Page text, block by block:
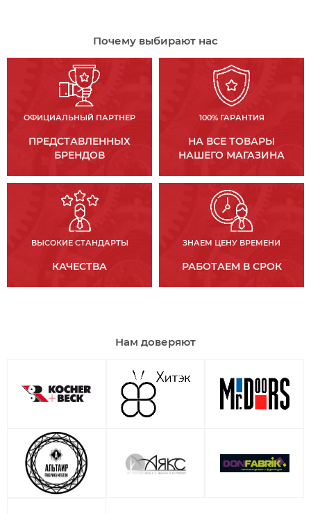
Почему выбирают нас
ОФИЦИАЛЬНЫЙ ПАРТНЕР
ПРЕДСТАВЛЕННЫХ
БРЕНДОВ
100% ГАРАНТИЯ
НА ВСЕ ТОВАРЫ
НАШЕГО МАГАЗИНА
ВЫСОКИЕ СТАНДАРТЫ
КАЧЕСТВА
ЗНАЕМ ЦЕНУ ВРЕМЕНИ
РАБОТАЕМ В СРОК
Нам доверяют